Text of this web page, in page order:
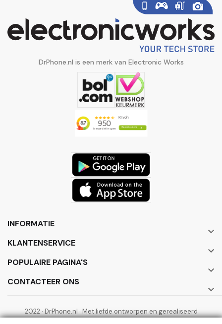
DrPhone.nl is een merk van Electronic Works
INFORMATIE

KLANTENSERVICE

POPULAIRE PAGINA'S

CONTACTEER ONS

2022 · DrPhone.nl · Met liefde ontworpen en gerealiseerd